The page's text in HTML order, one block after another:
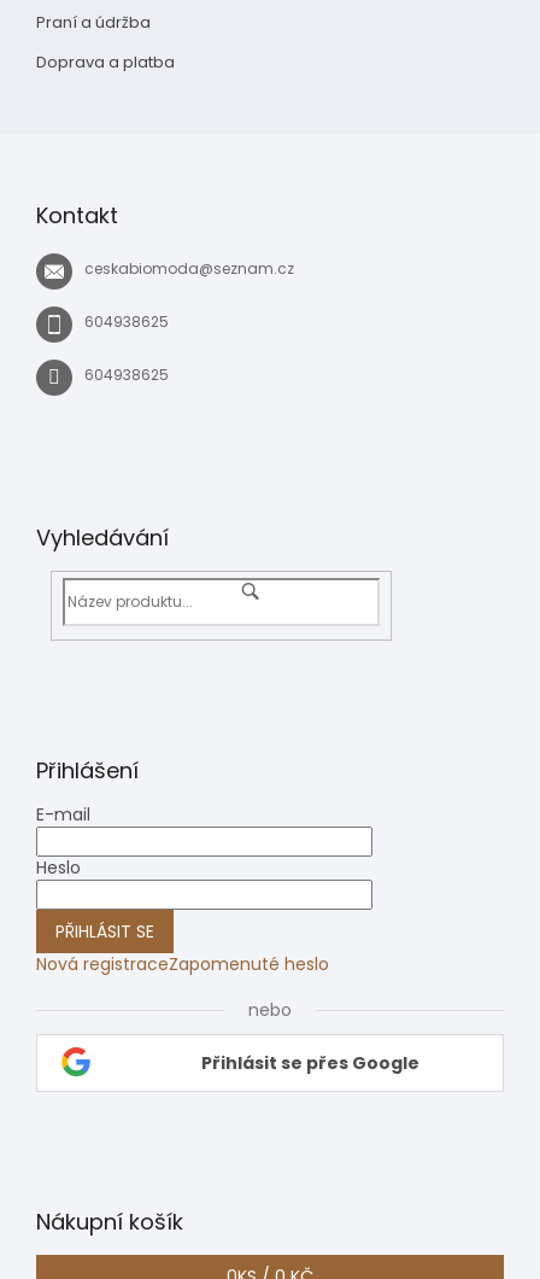
Praní a údržba
Doprava a platba
Kontakt
ceskabiomoda@seznam.cz
604938625
604938625
Vyhledávání
Přihlášení
E-mail
Heslo
PŘIHLÁSIT SE
Nová registraceZapomenuté heslo
nebo
Přihlásit se přes Google
Nákupní košík